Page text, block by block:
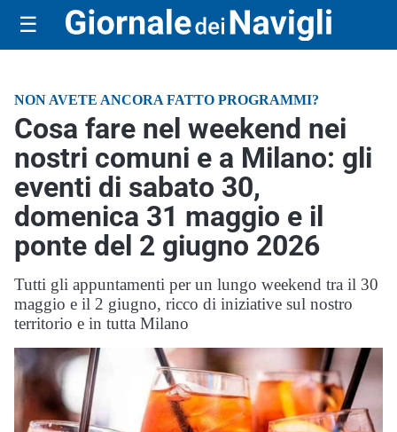
☰
NON AVETE ANCORA FATTO PROGRAMMI?
Cosa fare nel weekend nei
nostri comuni e a Milano: gli
eventi di sabato 30,
domenica 31 maggio e il
ponte del 2 giugno 2026
Tutti gli appuntamenti per un lungo weekend tra il 30
maggio e il 2 giugno, ricco di iniziative sul nostro
territorio e in tutta Milano